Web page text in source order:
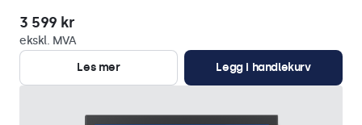
3 599 kr
ekskl. MVA
Les mer
Legg i handlekurv